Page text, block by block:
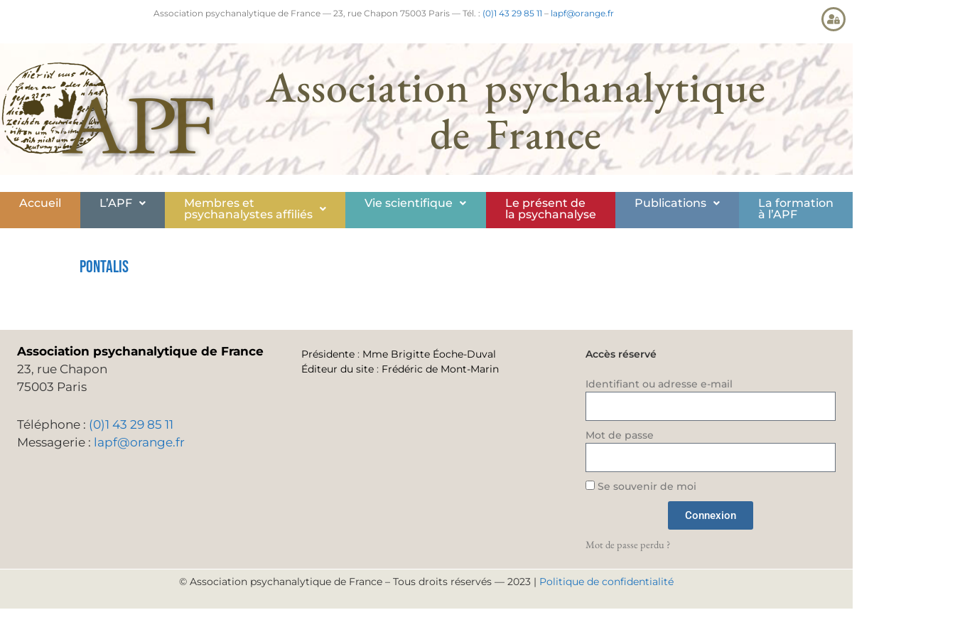
Association psychanalytique de France — 23, rue Chapon 75003 Paris — Tél. : (0)1 43 29 85 11 – lapf@orange.fr
Association psychanalytique
de France
Accueil L’APF
Membres et
psychanalystes affiliés
Vie scientifique
Le présent de
la psychanalyse
Publications
La formation
à l’APF
Pontalis
Association psychanalytique de France
23, rue Chapon
75003 Paris
Téléphone : (0)1 43 29 85 11
Messagerie : lapf@orange.fr
Présidente: Mme Brigitte Éoche-Duval
Éditeur du site: Frédéric de Mont-Marin
Accès réservé
Identifiant ou adresse e-mail
Mot de passe
Se souvenir de moi
Connexion
Mot de passe perdu ?
© Association psychanalytique de France – Tous droits réservés — 2023 | Politique de confidentialité